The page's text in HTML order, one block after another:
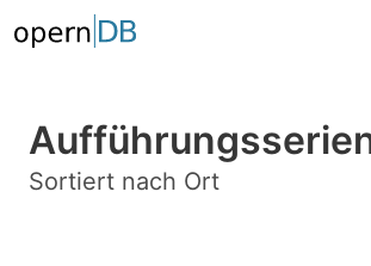
Sortiert nach Ort